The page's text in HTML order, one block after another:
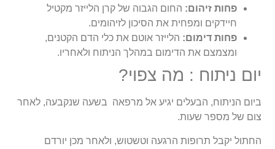
פחות זיהום: החום הגבוה של קרן הלייזר מקטיל
חיידקים ומפחית את הסיכון לזיהומים.
פחות דימום: הלייזר אוטם את כלי הדם הקטנים,
ומצמצם את הדימום במהלך הניתוח ולאחריו.
יום ניתוח : מה צפוי?
ביום הניתוח, הבעלים יגיע אל מרפאה בשעה שנקבעה, לאחר
צום של מספר שעות.
החתול יקבל תרופות הרגעה וטשטוש, ולאחר מכן יורדם